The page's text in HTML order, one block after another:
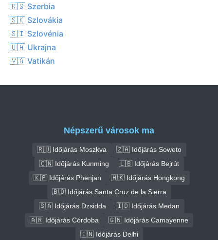
🇷🇸 Szerbia
🇸🇰 Szlovákia
🇸🇮 Szlovénia
🇺🇦 Ukrajna
🇻🇦 Vatikán
Népszerű városok ma
🇷🇺 Időjárás Moszkva
🇿🇦 Időjárás Soweto
🇨🇳 Időjárás Kunming
🇱🇧 Időjárás Bejrút
🇰🇵 Időjárás Phenjan
🇭🇰 Időjárás Hongkong
🇧🇴 Időjárás Santa Cruz de la Sierra
🇸🇦 Időjárás Dzsidda
🇮🇩 Időjárás Medan
🇦🇷 Időjárás Córdoba
🇬🇳 Időjárás Camayenne
🇮🇳 Időjárás Delhi